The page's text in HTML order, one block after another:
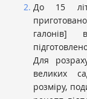
До 15
галонів]
Для
великих
розміру,